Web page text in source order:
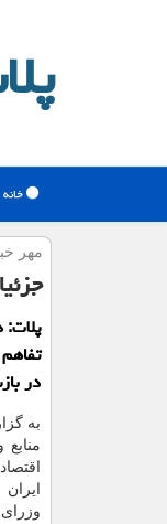
خانه
مهر
در
به
وزرای